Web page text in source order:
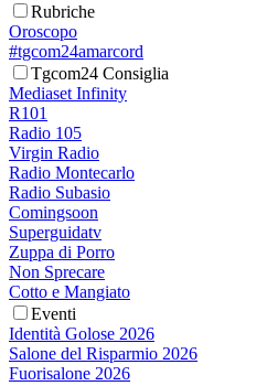
Rubriche
Oroscopo
#tgcom24amarcord
Tgcom24 Consiglia
Mediaset Infinity
R101
Radio 105
Virgin Radio
Radio Montecarlo
Radio Subasio
Comingsoon
Superguidatv
Zuppa di Porro
Non Sprecare
Cotto e Mangiato
Eventi
Identità Golose 2026
Salone del Risparmio 2026
Fuorisalone 2026